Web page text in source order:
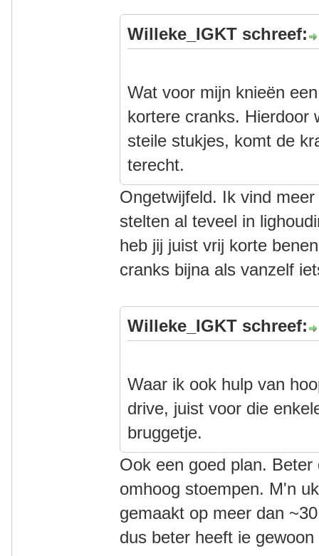
Willeke_IGKT schreef:
Wat voor mijn knieën
kortere cranks. Hierdoor
steile stukjes, komt de
terecht.
Ongetwijfeld. Ik vind
stelten al teveel in
heb jij juist vrij korte
cranks bijna als vanzelf
Willeke_IGKT schreef:
Waar ik ook hulp van
drive, juist voor die
bruggetje.
Ook een goed plan.
omhoog stoempen. M'n
gemaakt op meer dan
dus beter heeft ie